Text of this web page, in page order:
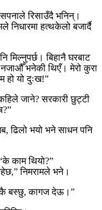
रिसाउँदै भनिन्।
निधारमा हत्थकेलो बजार्दै
मिल्नुपर्छ। बिहानै घरबाट
नजाऔँ भनेकी थिएँ। मेरो कुरा
हो यो दुःख!”
कहिले जाने? सरकारी छुट्टी
ढिलो भयो भने साधन पनि
काम थियो?”
निमरामले भने।
बस्छु, कागज देऊ।”